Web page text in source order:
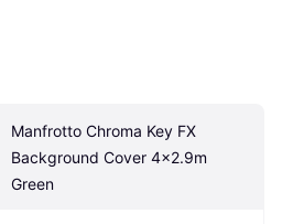
Manfrotto Chroma Key FX
Background Cover 4x2.9m
Green